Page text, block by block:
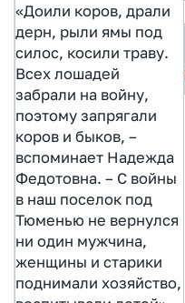
«Доили коров, драли
дерн, рыли ямы под
силос, косили траву.
Всех лошадей
забрали на войну,
поэтому запрягали
коров и быков, –
вспоминает Надежда
Федотовна. – С войны
в наш поселок под
Тюменью не вернулся
ни один мужчина,
женщины и старики
поднимали хозяйство,